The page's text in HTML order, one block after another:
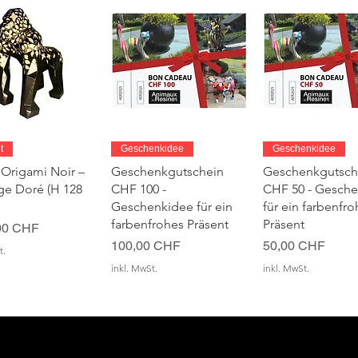
Noir –
Doré (H 128
CHF
Schnellansicht
Geschenkidee
Geschenkgutschein
CHF 100 -
Geschenkidee für ein
farbenfrohes Präsent
Preis
100,00 CHF
inkl. MwSt.
Geschenkidee
CHF 50 -
für ein
Präsent
Preis
50,00 CHF
inkl. MwSt.